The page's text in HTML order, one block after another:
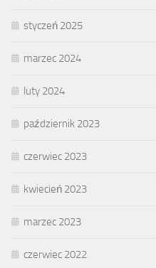
styczeń 2025
marzec 2024
luty 2024
październik 2023
czerwiec 2023
kwiecień 2023
marzec 2023
czerwiec 2022